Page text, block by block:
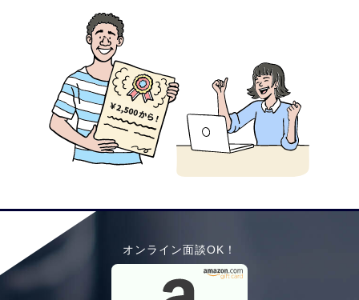
オンライン面談OK！